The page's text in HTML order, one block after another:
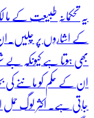
یہ تحکمانہ طبیعت
کے اشاروں پر
بھی ہوتا ہے کیونکہ بے
ان کے حکم کو ماننے
جاتی ہے۔ اکثر لوگ